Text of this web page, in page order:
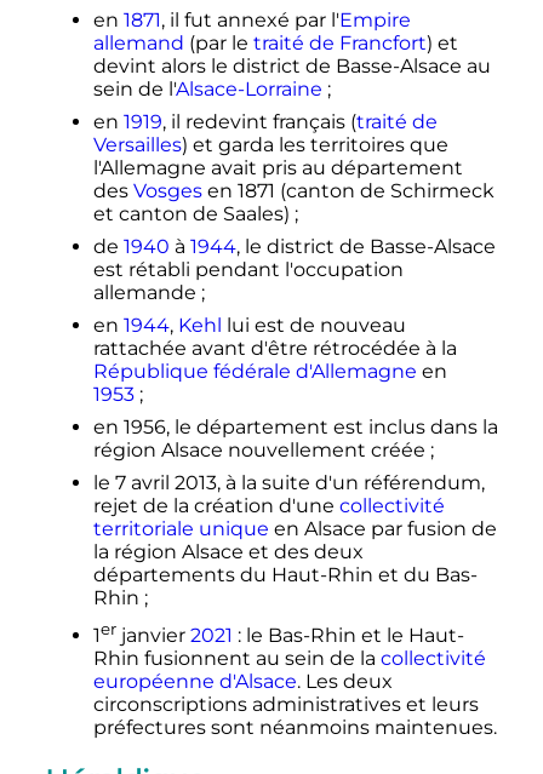
en 1871, il fut annexé par l'Empire
allemand (par le traité de Francfort) et
devint alors le district de Basse-Alsace au
sein de l'Alsace-Lorraine ;
en 1919, il redevint français (traité de
Versailles) et garda les territoires que
l'Allemagne avait pris au département
des Vosgesen 1871 (canton de Schirmeck
et canton de Saales) ;
de 1940 à 1944, le district de Basse-Alsace
est rétabli pendant l'occupation
allemande ;
en 1944, Kehl lui est de nouveau
rattachée avant d'être rétrocédée à la
République fédérale d'Allemagne en
1953 ;
en 1956, le département est inclus dans la
région Alsace nouvellement créée ;
le 7 avril 2013, à la suite d'un référendum,
rejet de la création d'une collectivité
territoriale unique en Alsace par fusion de
la région Alsace et des deux
départements du Haut-Rhin et du Bas-
Rhin ;
1er janvier 2021 : le Bas-Rhin et le Haut-
Rhin fusionnent au sein de la collectivité
européenne d'Alsace. Les deux
circonscriptions administratives et leurs
préfectures sont néanmoins maintenues.